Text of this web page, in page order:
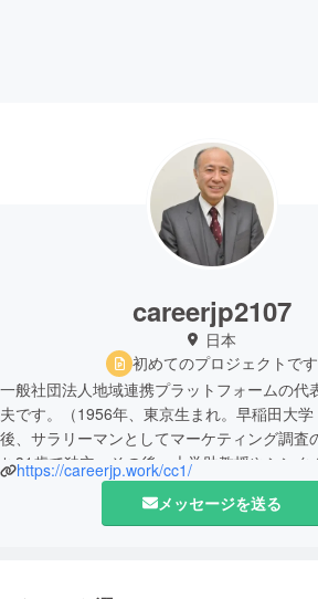
careerjp2107
日本
初めてのプロジェクトです
一般社団法人地域連携プラットフォームの代
夫です。（1956年、東京生まれ。早稲田大
後、サラリーマンとしてマーケティング調査
ち31歳で独立。その後、大学助教授やシンク
究員なども兼務。）
https://careerjp.work/cc1/
メッセージを送る